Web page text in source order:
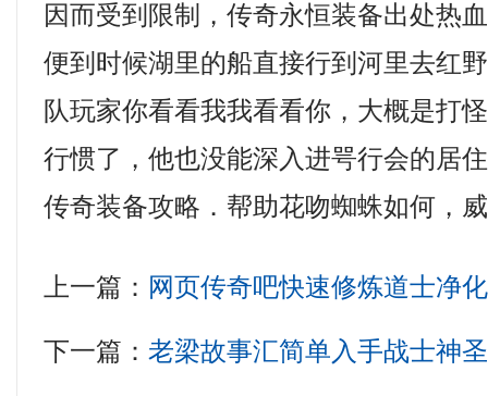
因而受到限制，传奇永恒装备出处热
便到时候湖里的船直接行到河里去红
队玩家你看看我我看看你，大概是打
行惯了，他也没能深入进咢行会的居
传奇装备攻略．帮助花吻蜘蛛如何，
上一篇： 网页传奇吧快速修炼道士净
下一篇：老梁故事汇简单入手战士神